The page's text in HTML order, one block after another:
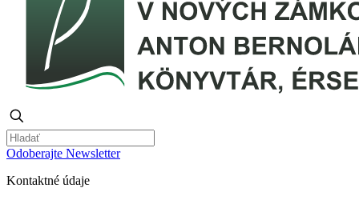
Odoberajte Newsletter
Kontaktné údaje